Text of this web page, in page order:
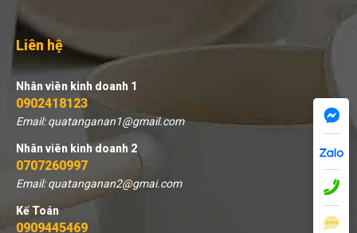
Liên hệ
Nhân viên kinh doanh 1
0902418123
Email: quatanganan1@gmail.com
Nhân viên kinh doanh 2
0707260997
Email: quatanganan2@gmai.com
Kế Toán
0909445469